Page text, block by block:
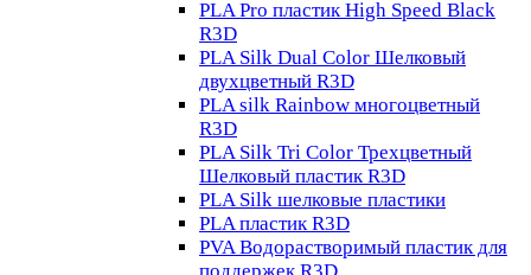
PLA Pro пластик High Speed Black
R3D
PLA Silk Dual Color Шелковый
двухцветный R3D
PLA silk Rainbow многоцветный
R3D
PLA Silk Tri Color Трехцветный
Шелковый пластик R3D
PLA Silk шелковые пластики
PLA пластик R3D
PVA Водорастворимый пластик для